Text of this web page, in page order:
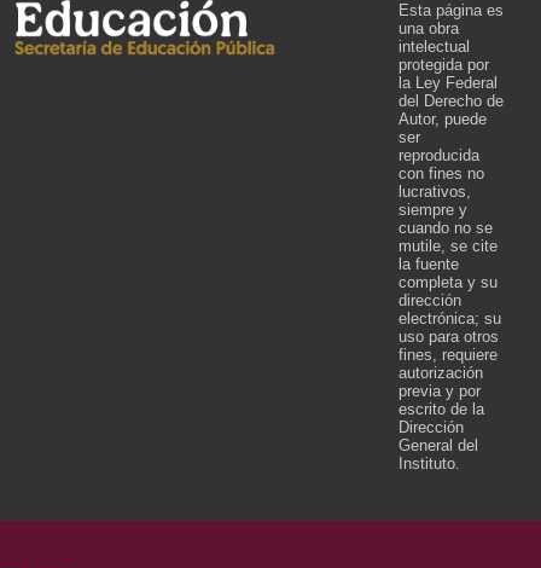
Esta página es
una obra
intelectual
protegida por
la Ley Federal
del Derecho de
Autor, puede
ser
reproducida
con fines no
lucrativos,
siempre y
cuando no se
mutile, se cite
la fuente
completa y su
dirección
electrónica; su
uso para otros
fines, requiere
autorización
previa y por
escrito de la
Dirección
General del
Instituto.